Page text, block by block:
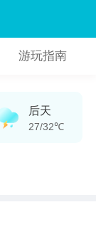
游玩指南
后天
27/32℃